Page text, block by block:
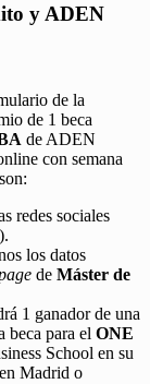
y ADEN
de la
de 1 beca
de ADEN
con semana
redes sociales
los datos
de Máster de
1 ganador de una
beca para el ONE
School en su
Madrid o